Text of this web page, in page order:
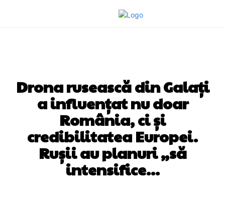
Drona rusească din Galați
a influențat nu doar
România, ci și
credibilitatea Europei.
Rușii au planuri „să
intensifice…